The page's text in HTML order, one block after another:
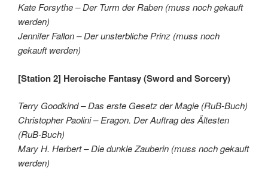
Kate Forsythe – Der Turm der Raben (muss noch gekauft
werden)
Jennifer Fallon – Der unsterbliche Prinz (muss noch
gekauft werden)
[Station 2] Heroische Fantasy (Sword and Sorcery)
Terry Goodkind – Das erste Gesetz der Magie (RuB-Buch)
Christopher Paolini – Eragon. Der Auftrag des Ältesten
(RuB-Buch)
Mary H. Herbert – Die dunkle Zauberin (muss noch gekauft
werden)